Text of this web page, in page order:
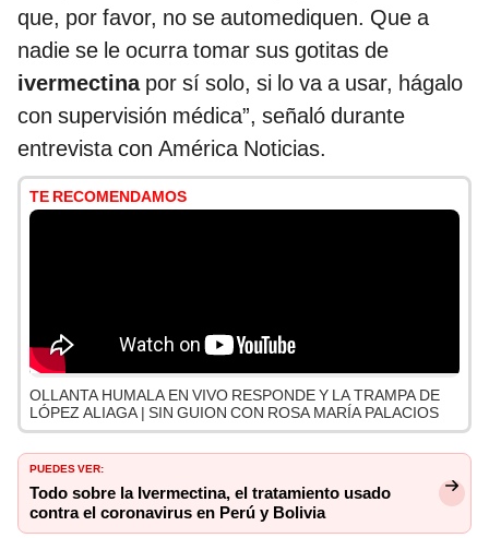
que, por favor, no se automediquen. Que a
nadie se le ocurra tomar sus gotitas de
ivermectina por sí solo, si lo va a usar, hágalo
con supervisión médica”, señaló durante
entrevista con América Noticias.
TE RECOMENDAMOS
OLLANTA HUMALA EN VIVO RESPONDE Y LA TRAMPA DE
LÓPEZ ALIAGA | SIN GUION CON ROSA MARÍA PALACIOS
PUEDES VER:
Todo sobre la Ivermectina, el tratamiento usado
contra el coronavirus en Perú y Bolivia